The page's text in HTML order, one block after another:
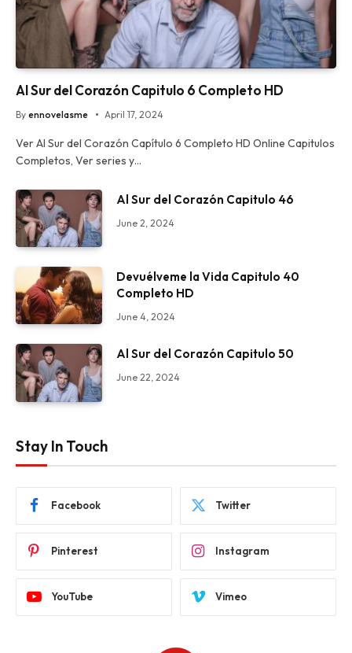
Al Sur del Corazón Capitulo 6 Completo HD
By ennovelasme April 17, 2024
Ver Al Sur del Corazón Capítulo 6 Completo HD Online Capitulos
Completos, Ver series y…
Al Sur del Corazón Capitulo 46
June 2, 2024
Devuélveme la Vida Capitulo 40
Completo HD
June 4, 2024
Al Sur del Corazón Capitulo 50
June 22, 2024
Stay In Touch
Facebook Twitter
Pinterest Instagram
YouTube Vimeo